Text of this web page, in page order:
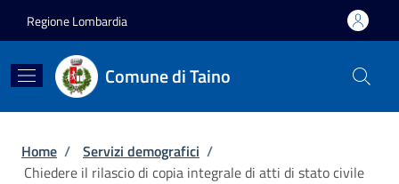
Regione Lombardia
Comune di Taino
Briciole di pane
Home / Servizi demografici /
Chiedere il rilascio di copia integrale di atti di stato civile